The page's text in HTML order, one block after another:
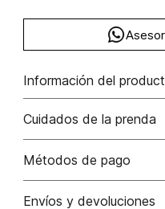
Información del
80.00% /20.00% /
Cuidados de la prenda
Métodos de pago
Tarjetas de crédito: Visa,
Envíos y devoluciones